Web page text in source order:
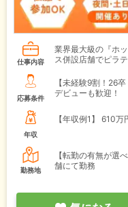
仕事内容
業界最大級の『ホ
ス併設店舗でピラ
応募条件
【未経験9割！26
デビューも歓迎！
年収
【年収例1】 610万
勤務地
【転勤の有無が選
舗にて勤務